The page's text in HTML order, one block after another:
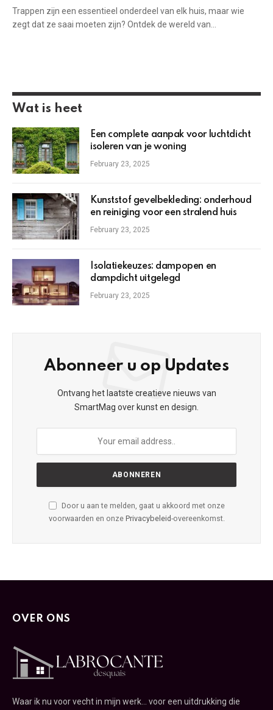
Trappen zijn​ een ‌essentieel onderdeel van elk huis, maar wie
zegt dat ze saai moeten zijn? Ontdek de wereld ‌van…
Wat is heet
Een complete aanpak voor luchtdicht
isoleren van je woning
February 23, 2025
Kunststof gevelbekleding: onderhoud
en reiniging voor een stralend huis
February 23, 2025
Isolatiekeuzes: dampopen en
dampdicht uitgelegd
February 23, 2025
Abonneer u op Updates
Ontvang het laatste creatieve nieuws van
SmartMag over kunst en design.
Door u aan te melden, gaat u akkoord met onze
voorwaarden en onze Privacybeleid-overeenkomst.
OVER ONS
Waar ik nu voor vecht in mijn werk... voor een uitdrukking die